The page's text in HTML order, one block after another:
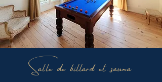
Salle de billard et sauna